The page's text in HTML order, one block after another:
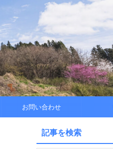
お問い合わせ
記事を検索